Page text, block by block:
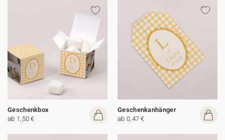
Geschenkbox
ab 1,50 €
Geschenkanhänger
ab 0,47 €